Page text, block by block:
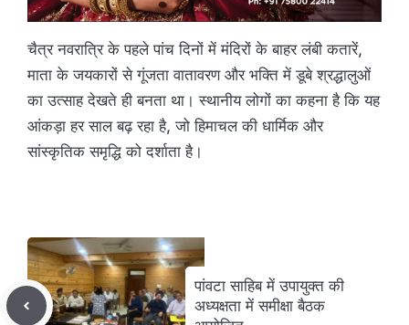
चैत्र नवरात्रि के पहले पांच दिनों में मंदिरों के बाहर लंबी कतारें,
माता के जयकारों से गूंजता वातावरण और भक्ति में डूबे श्रद्धालुओं
का उत्साह देखते ही बनता था। स्थानीय लोगों का कहना है कि यह
आंकड़ा हर साल बढ़ रहा है, जो हिमाचल की धार्मिक और
सांस्कृतिक समृद्धि को दर्शाता है।
पांवटा साहिब में उपायुक्त की
अध्यक्षता में समीक्षा बैठक